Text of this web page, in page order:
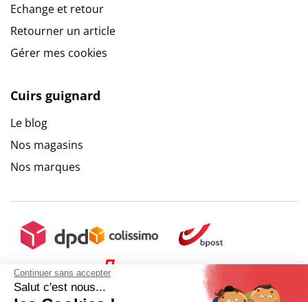
Continuer sans accepter
Salut c'est nous...
Echange et retour
Retourner un article
Gérer mes cookies
Cuirs guignard
Le blog
Nos magasins
Nos marques